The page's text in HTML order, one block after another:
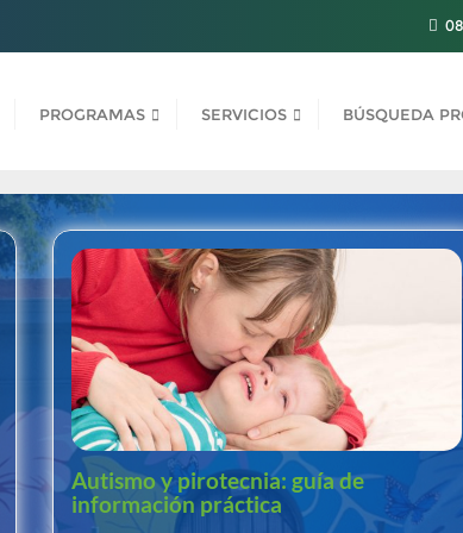
PROGRAMAS SERVICIOS BÚSQUEDA
Autismo y pirotecnia: guía de
información práctica